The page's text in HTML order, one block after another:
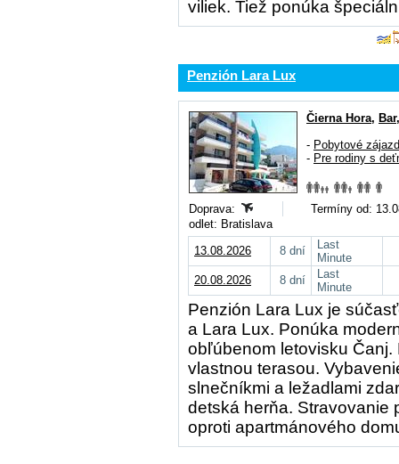
viliek. Tiež ponúka
Penzión Lara Lux
Čierna Hora, Bar
- Pobytové
- Pre rodiny s
Doprava:
Termíny od:
odlet: Bratislava
13.08.2026
8 dní
Last
Minute
20.08.2026
8 dní
Last
Minute
Penzión Lara Lux je
a Lara Lux. Ponúka
obľúbenom letovisku
vlastnou terasou.
slnečníkmi a ležadlami
detská herňa. Stravovanie
oproti apartmánového